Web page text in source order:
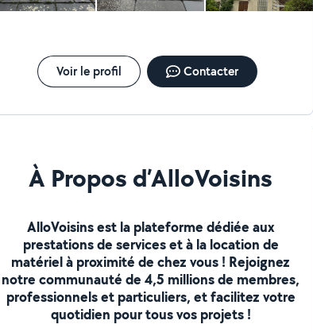
en préservant la santé de votre famille et de
Voir le profil Contacter
À Propos d’AlloVoisins
AlloVoisins est la plateforme dédiée aux
prestations de services et à la location de
matériel à proximité de chez vous ! Rejoignez
notre communauté de 4,5 millions de membres,
professionnels et particuliers, et facilitez votre
quotidien pour tous vos projets !